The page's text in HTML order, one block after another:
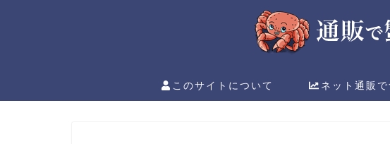
このサイトについて ネット通販